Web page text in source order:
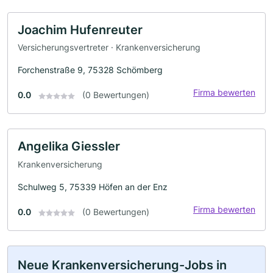
Joachim Hufenreuter
Versicherungsvertreter · Krankenversicherung
Forchenstraße 9, 75328 Schömberg
0.0 (0 Bewertungen) Firma bewerten
Angelika Giessler
Krankenversicherung
Schulweg 5, 75339 Höfen an der Enz
0.0 (0 Bewertungen) Firma bewerten
Neue Krankenversicherung-Jobs in